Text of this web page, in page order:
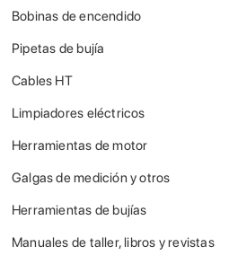
Bobinas de encendido
Pipetas de bujía
Cables HT
Limpiadores eléctricos
Herramientas de motor
Galgas de medición y otros
Herramientas de bujías
Manuales de taller, libros y revistas